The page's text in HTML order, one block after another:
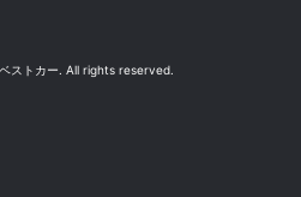
ストカー. All rights reserved.